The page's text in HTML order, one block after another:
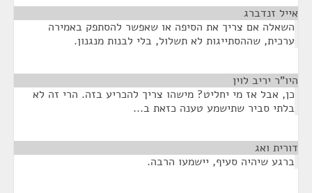
אייל זנדברג
השאלה אם צריך את הסיפה או שאפשר להסתפק באמירה
ערכית, שההסתייגות לא תשלול, בלי לבנות מנגנון.
היו"ר יריב לוין
כן, אבל אז מי יחליט? מישהו צריך להכריע בזה. הרי זה לא
בלתי סביר שתישמע טענה כזאת ב...
דורית ואג
ברגע שיהיה סעיף, יישמעו הרבה.